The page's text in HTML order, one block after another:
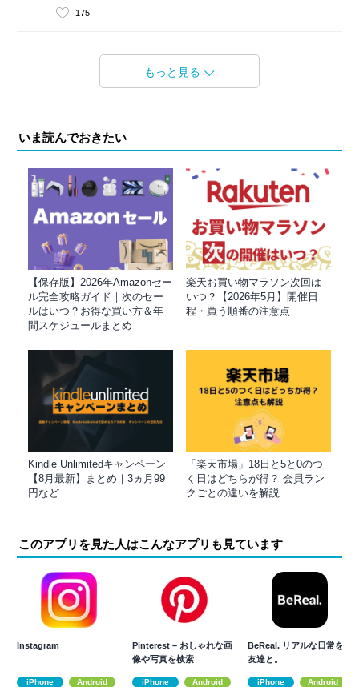
175
もっと見る
いま読んでおきたい
【保存版】2026年Amazonセー
ル完全攻略ガイド｜次のセー
ルはいつ？お得な買い方＆年
間スケジュールまとめ
楽天お買い物マラソン次回は
いつ？【2026年5月】開催日
程・買う順番の注意点
Kindle Unlimitedキャンペーン
【8月最新】まとめ｜3ヵ月99
円など
「楽天市場」18日と5と0のつ
く日はどちらが得？ 会員ラン
クごとの違いを解説
このアプリを見た人はこんなアプリも見ています
Instagram
iPhone Android
Pinterest – おしゃれな画
像や写真を検索
iPhone Android
BeReal. リアルな日常を
友達と。
iPhone Android